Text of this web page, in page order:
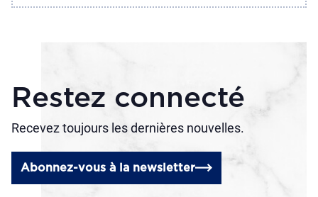
Restez connecté
Recevez toujours les dernières nouvelles.
Abonnez-vous à la newsletter